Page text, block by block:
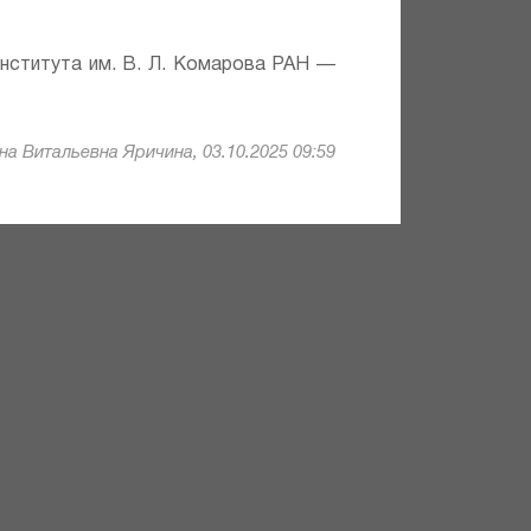
им. В. Л. Комарова РАН —
Витальевна Яричина, 03.10.2025 09:59